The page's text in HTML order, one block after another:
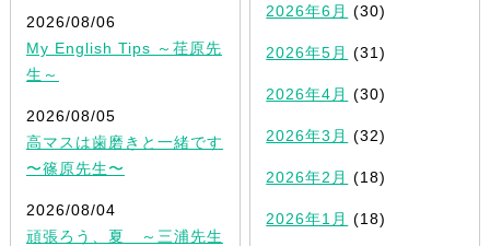
2026/08/06
My English Tips ～荏原先
生～
2026/08/05
高マスは歯磨きと一緒です
〜篠原先生〜
2026/08/04
頑張ろう、夏 ～三浦先生
2026年6月 (30)
2026年5月 (31)
2026年4月 (30)
2026年3月 (32)
2026年2月 (18)
2026年1月 (18)